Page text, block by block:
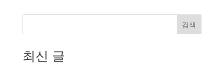
검색
최신 글